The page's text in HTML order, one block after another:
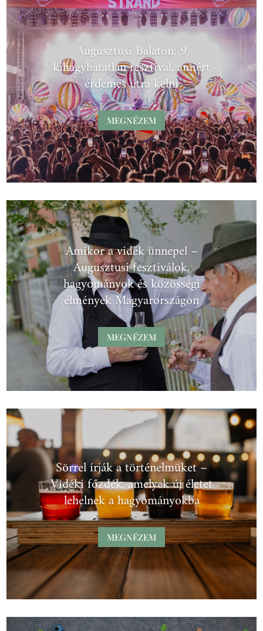
Augusztusi Balaton: 9
kihagyhatatlan fesztivál, amiért
érdemes útra kelni
MEGNÉZEM
Amikor a vidék ünnepel –
Augusztusi fesztiválok,
hagyományok és közösségi
élmények Magyarországon
MEGNÉZEM
Sörrel írják a történelmüket –
Vidéki főzdék, amelyek új életet
lehelnek a hagyományokba
MEGNÉZEM